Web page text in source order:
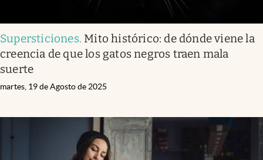
Supersticiones. Mito histórico: de dónde viene la
creencia de que los gatos negros traen mala
suerte
martes, 19 de Agosto de 2025